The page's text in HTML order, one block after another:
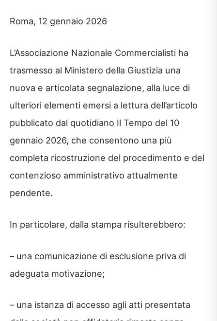
Roma, 12 gennaio 2026
L’Associazione Nazionale Commercialisti ha
trasmesso al Ministero della Giustizia una
nuova e articolata segnalazione, alla luce di
ulteriori elementi emersi a lettura dell’articolo
pubblicato dal quotidiano Il Tempo del 10
gennaio 2026, che consentono una più
completa ricostruzione del procedimento e del
contenzioso amministrativo attualmente
pendente.
In particolare, dalla stampa risulterebbero:
– una comunicazione di esclusione priva di
adeguata motivazione;
– una istanza di accesso agli atti presentata